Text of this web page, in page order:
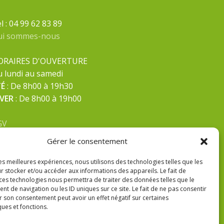
Gérer le consentement
meilleures expériences, nous utilisons des technologies telles que les
stocker et/ou accéder aux informations des appareils. Le fait de
technologies nous permettra de traiter des données telles que le
de navigation ou les ID uniques sur ce site. Le fait de ne pas consentir
son consentement peut avoir un effet négatif sur certaines
et fonctions.
: 04 99 62 83 89
sommes-nous
D'OUVERTURE
lundi au samedi
: De 8h00 à 19h30
: De 8h00 à 19h00
Légales